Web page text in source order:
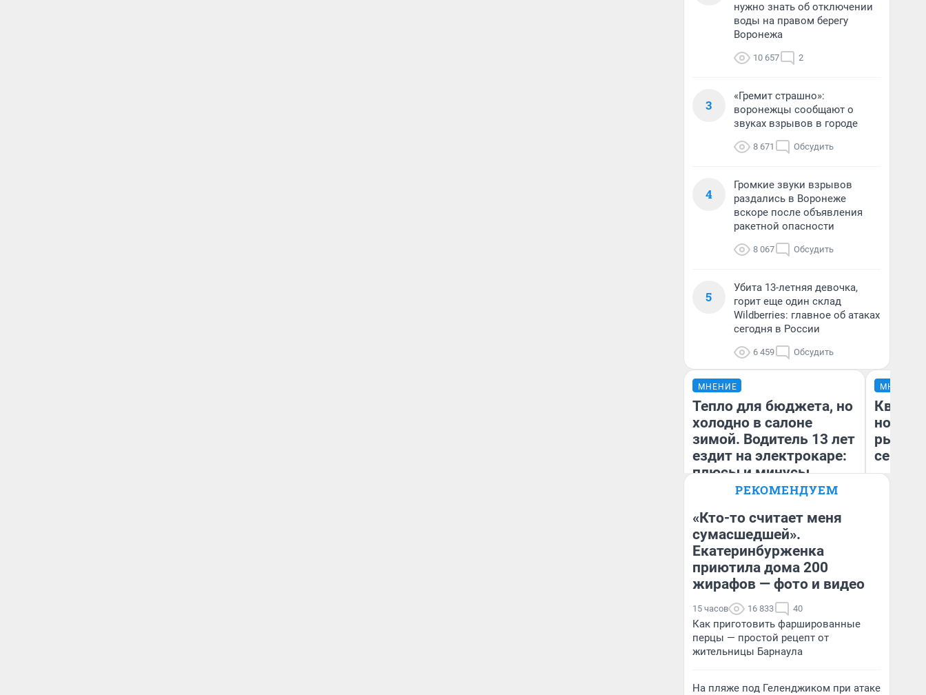
нужно знать об отключении
воды на правом берегу
Воронежа
10 657 2
3
«Гремит страшно»:
воронежцы сообщают о
звуках взрывов в городе
8 671 Обсудить
4
Громкие звуки взрывов
раздались в Воронеже
вскоре после объявления
ракетной опасности
8 067 Обсудить
5
Убита 13-летняя девочка,
горит еще один склад
Wildberries: главное об атаках
сегодня в России
6 459 Обсудить
МНЕНИЕ
Тепло для бюджета, но
холодно в салоне
зимой. Водитель 13 лет
ездит на электрокаре:
плюсы и минусы
Денис Дедюхин
МНЕНИЕ
но
рынок
РЕКОМЕНДУЕМ
«Кто-то считает меня
сумасшедшей».
Екатеринбурженка
приютила дома 200
жирафов — фото и видео
15 часов 16 833 40
Как приготовить фаршированные
перцы — простой рецепт от
жительницы Барнаула
На пляже под Геленджиком при атаке